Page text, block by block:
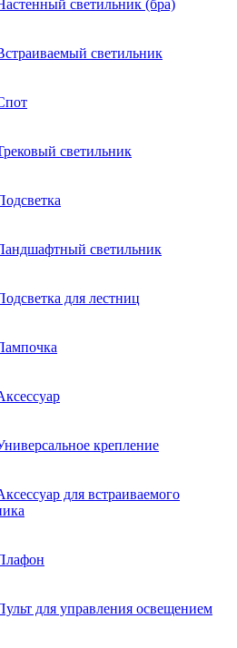
светильник (бра)
светильник
светильник
светильник
для лестниц
крепление
для встраиваемого
для управления освещением